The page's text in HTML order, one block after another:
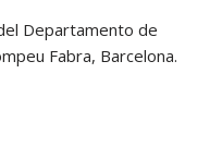
Departamento de
Fabra, Barcelona.